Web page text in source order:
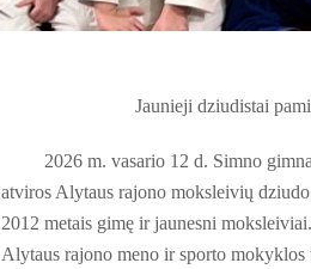
Jaunieji dziudistai paminėjo
2026 m. vasario 12 d. Simno
atviros Alytaus rajono moksleivių
2012 metais gimę ir jaunesni
Alytaus rajono meno ir sporto